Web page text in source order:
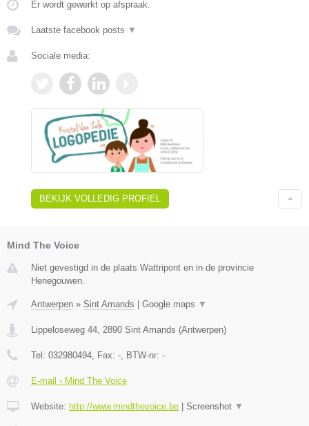
Er wordt gewerkt op afspraak.
Laatste facebook posts ▼
Sociale media:
BEKIJK VOLLEDIG PROFIEL
Mind The Voice
Niet gevestigd in de plaats Wattripont en in de provincie
Henegouwen.
Antwerpen » Sint Amands Google maps ▼
Lippeloseweg 44, 2890 Sint Amands (Antwerpen)
Tel: 032980494, Fax: -, BTW-nr: -
E-mail › Mind The Voice
Website: http://www.mindthevoice.be Screenshot ▼